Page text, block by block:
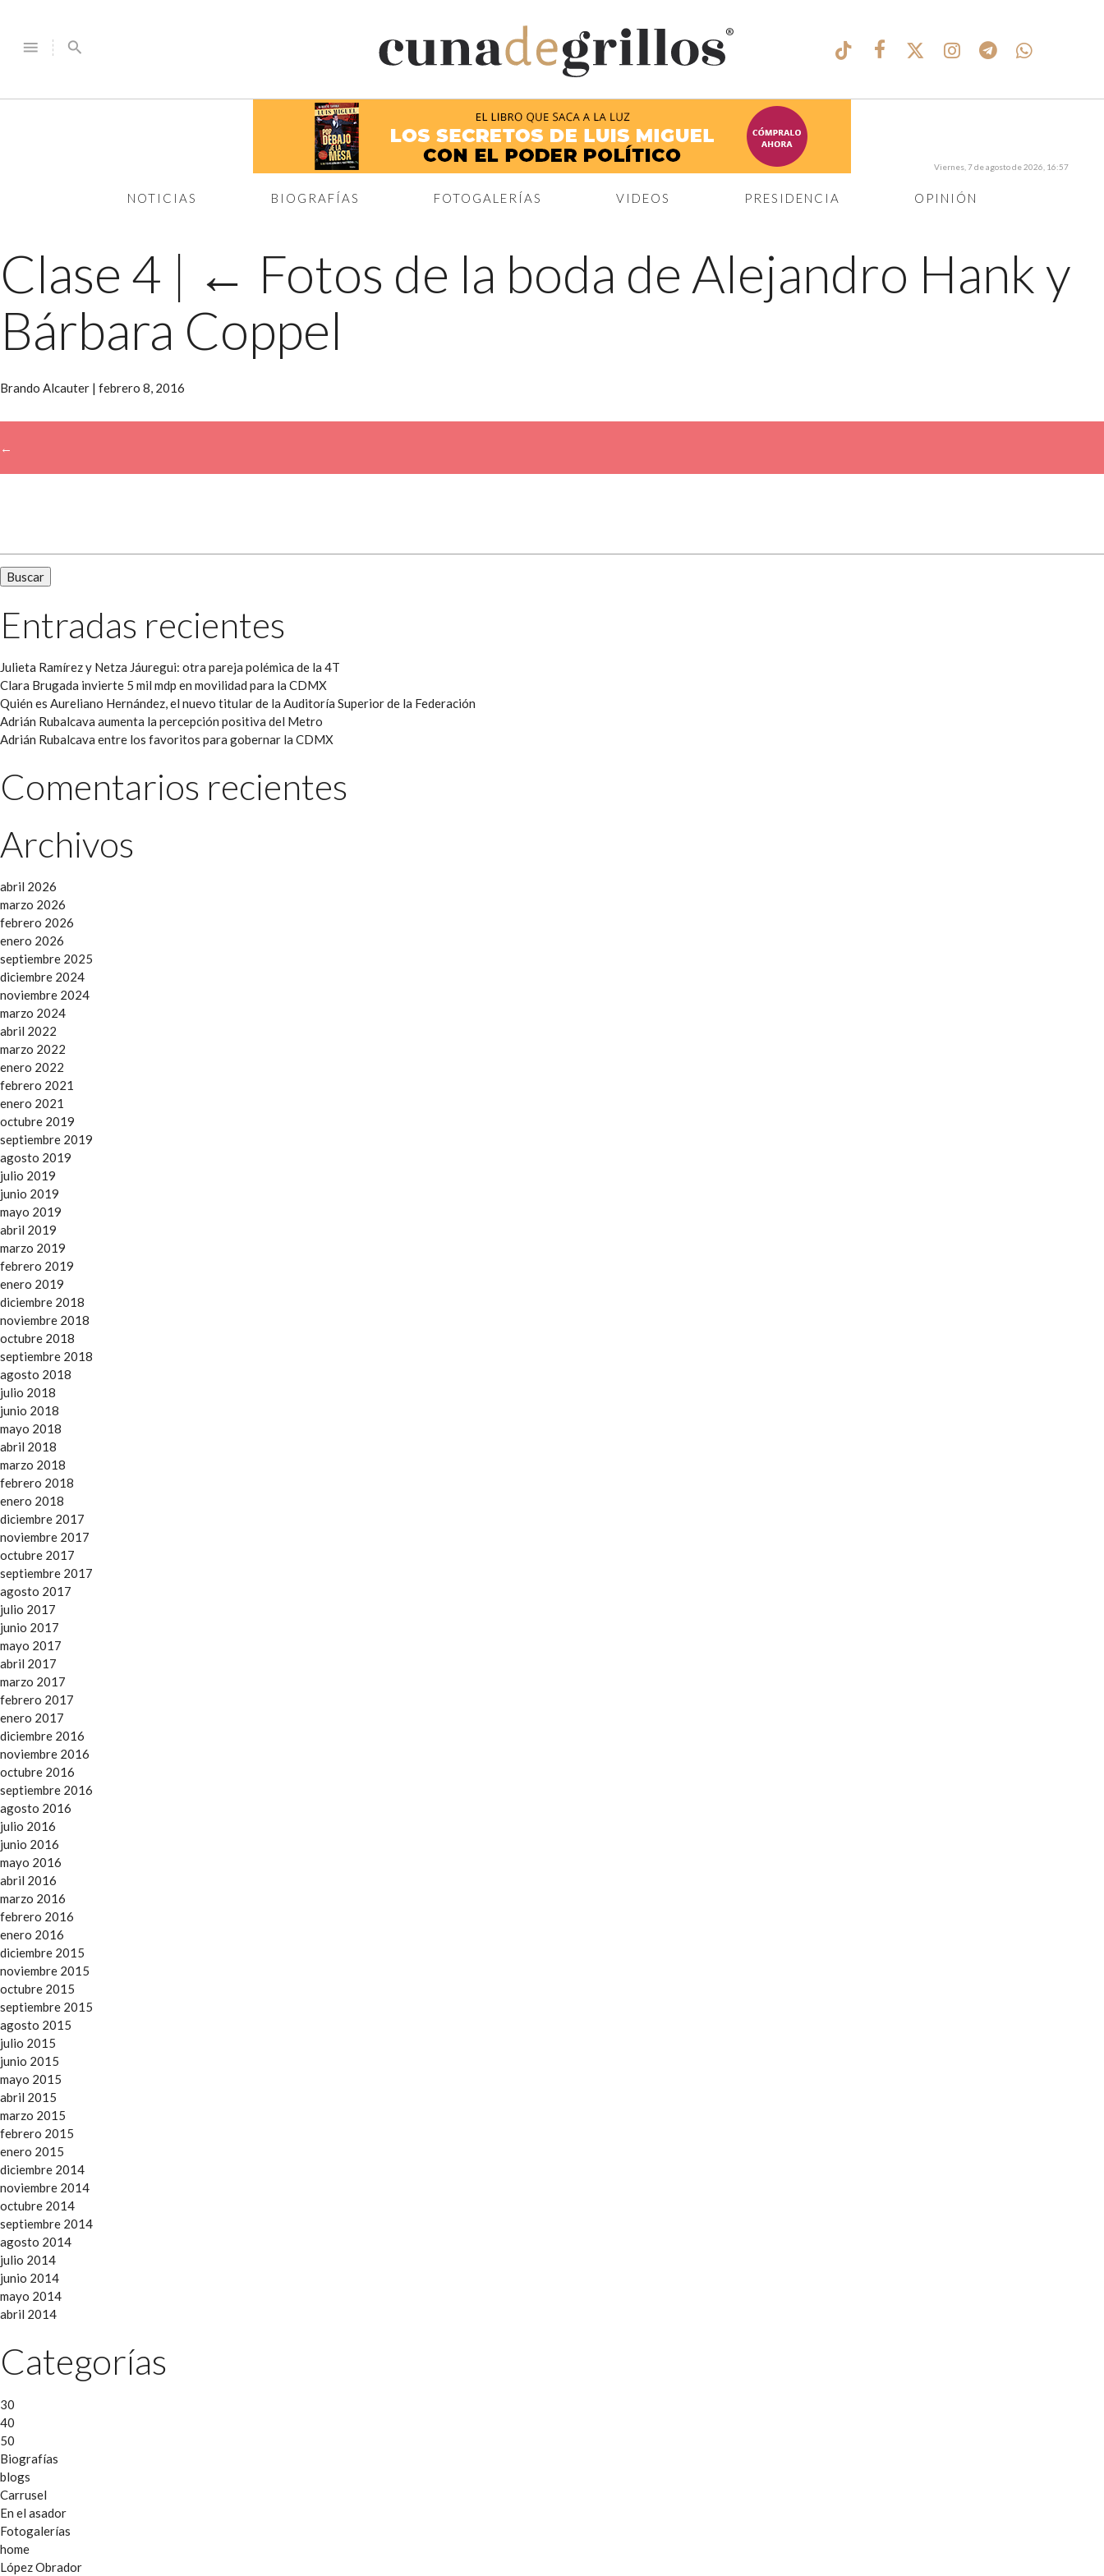
menu search
®
NOTICIAS BIOGRAFÍAS FOTOGALERÍAS VIDEOS PRESIDENCIA OPINIÓN
Viernes, 7 de agosto de 2026, 16:57
Clase 4 | ← Fotos de la boda de Alejandro Hank y
Bárbara Coppel
Brando Alcauter | febrero 8, 2016
←
Entradas recientes
Julieta Ramírez y Netza Jáuregui: otra pareja polémica de la 4T
Clara Brugada invierte 5 mil mdp en movilidad para la CDMX
Quién es Aureliano Hernández, el nuevo titular de la Auditoría Superior de la Federación
Adrián Rubalcava aumenta la percepción positiva del Metro
Adrián Rubalcava entre los favoritos para gobernar la CDMX
Comentarios recientes
Archivos
abril 2026
marzo 2026
febrero 2026
enero 2026
septiembre 2025
diciembre 2024
noviembre 2024
marzo 2024
abril 2022
marzo 2022
enero 2022
febrero 2021
enero 2021
octubre 2019
septiembre 2019
agosto 2019
julio 2019
junio 2019
mayo 2019
abril 2019
marzo 2019
febrero 2019
enero 2019
diciembre 2018
noviembre 2018
octubre 2018
septiembre 2018
agosto 2018
julio 2018
junio 2018
mayo 2018
abril 2018
marzo 2018
febrero 2018
enero 2018
diciembre 2017
noviembre 2017
octubre 2017
septiembre 2017
agosto 2017
julio 2017
junio 2017
mayo 2017
abril 2017
marzo 2017
febrero 2017
enero 2017
diciembre 2016
noviembre 2016
octubre 2016
septiembre 2016
agosto 2016
julio 2016
junio 2016
mayo 2016
abril 2016
marzo 2016
febrero 2016
enero 2016
diciembre 2015
noviembre 2015
octubre 2015
septiembre 2015
agosto 2015
julio 2015
junio 2015
mayo 2015
abril 2015
marzo 2015
febrero 2015
enero 2015
diciembre 2014
noviembre 2014
octubre 2014
septiembre 2014
agosto 2014
julio 2014
junio 2014
mayo 2014
abril 2014
Categorías
30
40
50
Biografías
blogs
Carrusel
En el asador
Fotogalerías
home
López Obrador